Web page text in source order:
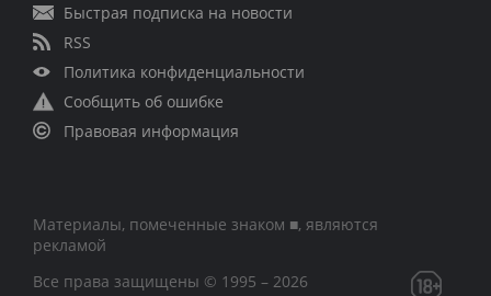
Быстрая подписка на новости
RSS
Политика конфиденциальности
Сообщить об ошибке
Правовая информация
Материалы, помеченные знаком ■, являются
рекламой
Все права защищены © 1995 – 2026